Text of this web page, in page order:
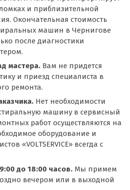
и приблизительной
Окончательная стоимость
машин в Чернигове
после диагностики
мастера. Вам не придется
и приезд специалиста в
ремонта.
Нет необходимости
машину в сервисный
работ осуществляются на
оборудование и
«VOLTSERVICE» всегда с
до 18:00 часов. Мы примем
вечером или в выходной